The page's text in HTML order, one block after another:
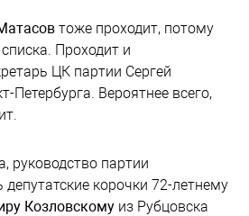
тоже проходит, потому
Проходит и
ЦК партии Сергей
Петербурга. Вероятнее всего,
руководство партии
корочки 72-летнему
Козловскому из Рубцовска